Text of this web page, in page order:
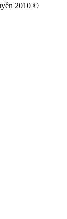
2010 ©